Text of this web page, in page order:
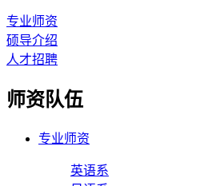
专业师资
硕导介绍
人才招聘
师资队伍
专业师资
英语系